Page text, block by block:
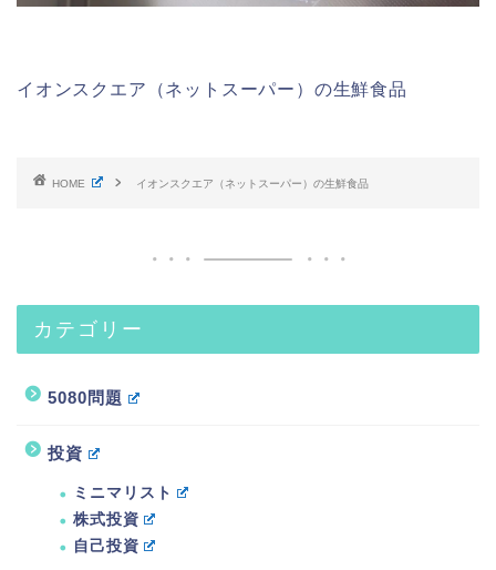
イオンスクエア（ネットスーパー）の生鮮食品
HOME イオンスクエア（ネットスーパー）の生鮮食品
カテゴリー
5080問題
投資
ミニマリスト
株式投資
自己投資